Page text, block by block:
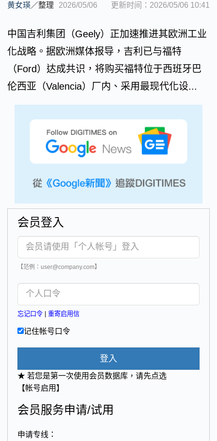
黄女瑛／整理 2026/05/06 更新时间：2026/05/06 10:41
中国吉利集团（Geely）正加速推进其欧洲工业
化战略。据欧洲媒体报导，吉利已与福特
（Ford）达成共识，将购买福特位于西班牙巴
伦西亚（Valencia）厂内、采用最现代化设...
会员登入
【范例：user@company.com】
忘记口令 重寄启用信
记住帐号口令
登入
★ 若您是第一次使用会员数据库，请先点选
【帐号启用】
会员服务申请/试用
申请专线：